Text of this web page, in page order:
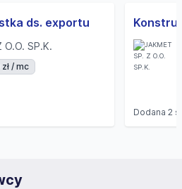
ds. exportu
O.O. SP.K.
/ mc
Dodana2